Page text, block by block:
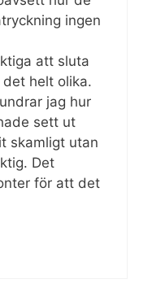
ingen
att sluta
helt olika.
jag hur
sett ut
skamligt utan
Det
för att det